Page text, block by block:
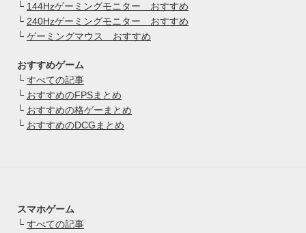
└ 144Hzゲーミングモニター おすすめ
└ 240Hzゲーミングモニター おすすめ
└ ゲーミングマウス おすすめ
おすすめゲーム
└ すべての記事
└ おすすめのFPSまとめ
└ おすすめの格ゲーまとめ
└ おすすめのDCGまとめ
スマホゲーム
└ すべての記事